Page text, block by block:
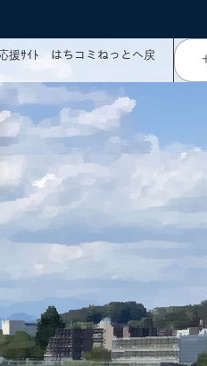
援ｻｲﾄ はちコミねっとへ戻